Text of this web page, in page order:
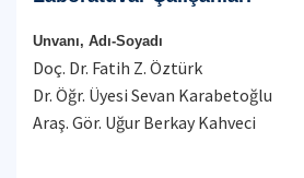
Unvanı, Adı-Soyadı
Doç. Dr. Fatih Z. Öztürk
Dr. Öğr. Üyesi Sevan Karabetoğlu
Araş. Gör. Uğur Berkay Kahveci